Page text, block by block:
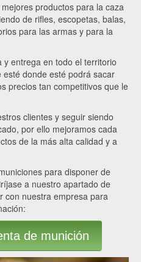
productos para la caza
de rifles, escopetas, balas,
para las armas y para la
y entrega en todo el territorio
donde esté podrá sacar
precios tan competitivos que le
clientes y seguir siendo
por ello mejoramos cada
de la más alta calidad y a
para disponer de
a nuestro apartado de
con nuestra empresa para
de munición